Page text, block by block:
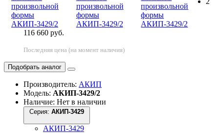
116 660 руб.
Последняя цена (на момент наличия)
Подобрать аналог
Производитель: АКИП
Модель: АКИП-3429/2
Наличие: Нет в наличии
Серия:
АКИП-3429